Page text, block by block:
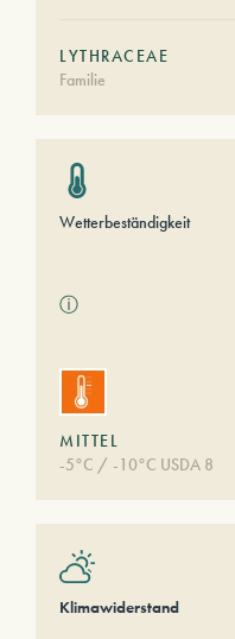
LYTHRACEAE
Familie
Wetterbeständigkeit
ⓘ
MITTEL
-5°C / -10°C USDA 8
Klimawiderstand